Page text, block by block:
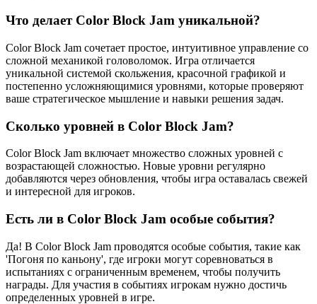
Что делает Color Block Jam уникальной?
Color Block Jam сочетает простое, интуитивное управление со
сложной механикой головоломок. Игра отличается
уникальной системой скольжения, красочной графикой и
постепенно усложняющимися уровнями, которые проверяют
ваше стратегическое мышление и навыки решения задач.
Сколько уровней в Color Block Jam?
Color Block Jam включает множество сложных уровней с
возрастающей сложностью. Новые уровни регулярно
добавляются через обновления, чтобы игра оставалась свежей
и интересной для игроков.
Есть ли в Color Block Jam особые события?
Да! В Color Block Jam проводятся особые события, такие как
'Погоня по каньону', где игроки могут соревноваться в
испытаниях с ограниченным временем, чтобы получить
награды. Для участия в событиях игрокам нужно достичь
определенных уровней в игре.